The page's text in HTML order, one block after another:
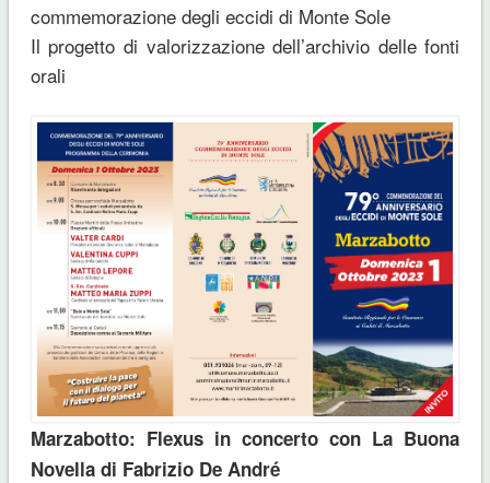
commemorazione degli eccidi di Monte Sole
Il progetto di valorizzazione dell’archivio delle fonti
orali
Marzabotto: Flexus in concerto con La Buona
Novella di Fabrizio De André